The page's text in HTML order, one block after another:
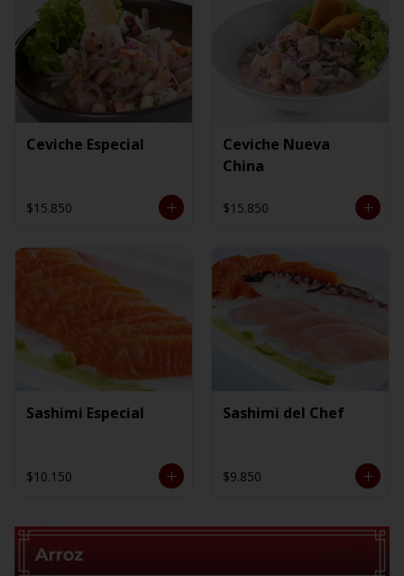
Ceviche Especial
$15.850
Ceviche Nueva
China
$15.850
Sashimi Especial
$10.150
Sashimi del Chef
$9.850